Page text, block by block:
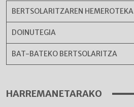
BERTSOLARITZAREN HEMEROTEKA
DOINUTEGIA
BAT-BATEKO BERTSOLARITZA
HARREMANETARAKO